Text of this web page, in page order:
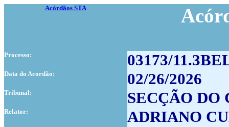
Acórdãos STA
Processo: 03173/
Data do Acordão: 02/26/2026
Tribunal: SECÇÃO
Relator: ADRIANO